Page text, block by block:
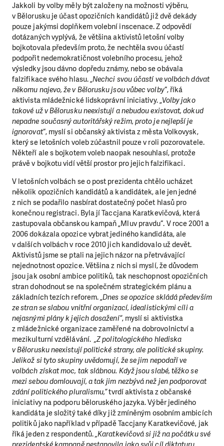
Jakkoli by volby měly být založeny na možnosti výběru,
v Bělorusku je účast opozičních kandidátů již dvě dekády
pouze jakýmsi doplňkem volební inscenace. Z odpovědí
dotázaných vyplývá, že většina aktivistů letošní volby
bojkotovala především proto, že nechtěla svou účastí
podpořit nedemokratičnost volebního procesu, jehož
výsledky jsou dávno dopředu známy, nebo se obávala
falzifikace svého hlasu. „Nechci svou účastí ve volbách dávat
někomu najevo, že v Bělorusku jsou vůbec volby“, říká
aktivista mládežnické lidskoprávní iniciativy. „Volby jako
takové už v Bělorusku neexistují a nebudou existovat, dokud
nepadne současný autoritářský režim, proto je nejlepší je
ignorovat“, myslí si občanský aktivista z města Volkovysk,
který se letošních voleb zúčastnil pouze v roli pozorovatele.
Někteří ale s bojkotem voleb naopak nesouhlasí, protože
právě v bojkotu vidí větší prostor pro jejich falzifikaci.
V letošních volbách se o post prezidenta chtělo ucházet
několik opozičních kandidátů a kandidátek, ale jen jedné
z nich se podařilo nasbírat dostatečný počet hlasů pro
konečnou registraci. Byla jí Taccjana Karatkevičová, která
zastupovala občanskou kampaň „Mluv pravdu“. V roce 2001 a
2006 dokázala opozice vybrat jediného kandidáta, ale
v dalších volbách v roce 2010 jich kandidovalo už devět.
Aktivistů jsme se ptali na jejich názor na přetrvávající
nejednotnost opozice. Většina z nich si myslí, že důvodem
jsou jak osobní ambice politiků, tak neschopnost opozičních
stran dohodnout se na společném strategickém plánu a
základních tezích reforem. „Dnes se opozice skládá především
ze stran se slabou vnitřní organizací, idealistickými cíli a
nejasnými plány k jejich dosažení“, myslí si aktivistka
z mládežnické organizace zaměřené na dobrovolnictví a
mezikulturní vzdělávání. „Z politologického hlediska
v Bělorusku neexistují politické strany, ale politické skupiny.
Jelikož si tyto skupiny uvědomují, že se jim nepodaří ve
volbách získat moc, tak slábnou. Když jsou slabé, těžko se
mezi sebou domlouvají, a tak jim nezbývá než jen podporovat
zdání politického pluralismu,“tvrdí aktivista z občanské
iniciativy na podporu běloruského jazyka. Výběr jediného
kandidáta je složitý také díky již zmíněným osobním ambicích
politiků jako například v případě Taccjany Karatkevičové, jak
říká jeden z respondentů.„Karatkevičová si již na počátku své